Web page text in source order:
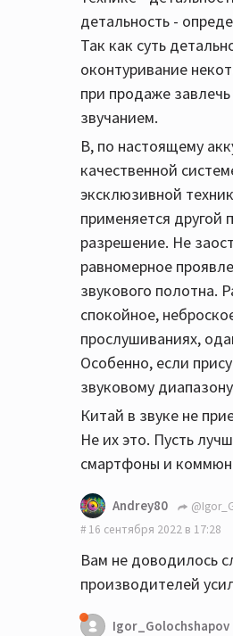
детальность -
Так как суть
оконтуривание
при продаже
звучанием.
В, по настоящему
качественной
эксклюзивной
применяется другой
разрешение. Не
равномерное
звукового полотна.
спокойное,
прослушиваниях,
Особенно, если
звуковому
Китай в звуке не
Не их это. Пусть
смартфоны и
Andrey80
16 сентября 2022 в 17:28
Вам не доводилось
производителей
Igor_Golochshapov